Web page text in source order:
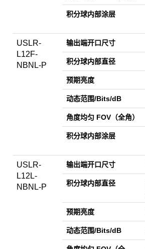
积分球内部涂层
USLR-
L12F-
NBNL-P
输出端开口尺寸
积分球内部直径
预期亮度
动态范围/Bits/dB
角度均匀 FOV（全角）
积分球内部涂层
USLR-
L12L-
NBNL-P
输出端开口尺寸
积分球内部直径
预期亮度
动态范围/Bits/dB